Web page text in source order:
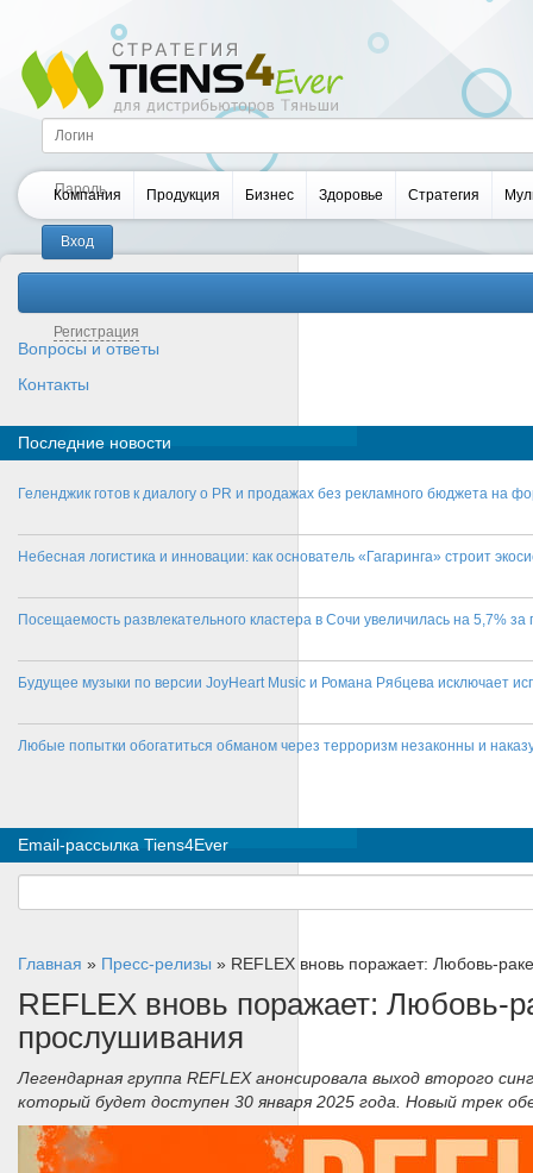
Регистрация
Компания Продукция Бизнес Здоровье Стратегия
Вопросы и ответы
Контакты
Последние новости
Геленджик готов к диалогу о PR и продажах без рекламного бюджета на
Небесная логистика и инновации: как основатель «Гагаринга» строит
Посещаемость развлекательного кластера в Сочи увеличилась на 5,7% за
Будущее музыки по версии JoyHeart Music и Романа Рябцева исключает
Любые попытки обогатиться обманом через терроризм незаконны и
Email-рассылка Tiens4Ever
Главная » Пресс-релизы » REFLEX вновь поражает: Любовь-
REFLEX вновь поражает: Любовь-
прослушивания
Легендарная группа REFLEX анонсировала выход второго
который будет доступен 30 января 2025 года. Новый трек